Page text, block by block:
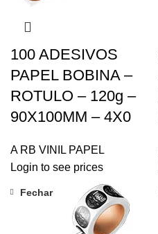
100 ADESIVOS
PAPEL BOBINA –
ROTULO – 120g –
90X100MM – 4X0
A RB VINIL PAPEL
Login to see prices
Fechar